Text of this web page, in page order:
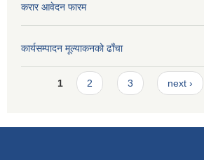
करार आवेदन फारम
कार्यसम्पादन मूल्या‌कनको ढाँचा
Pages
1 2 3 next ›